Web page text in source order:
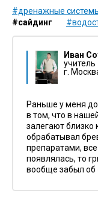
#дренажные
#сайдинг
Раньше у меня
в том, что в
залегают близко
обрабатывал
препаратами,
появлялась, то
вообще забыл об
Иван
учитель
г.